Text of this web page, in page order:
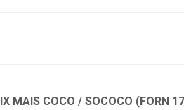
MAIS COCO / SOCOCO (FORN